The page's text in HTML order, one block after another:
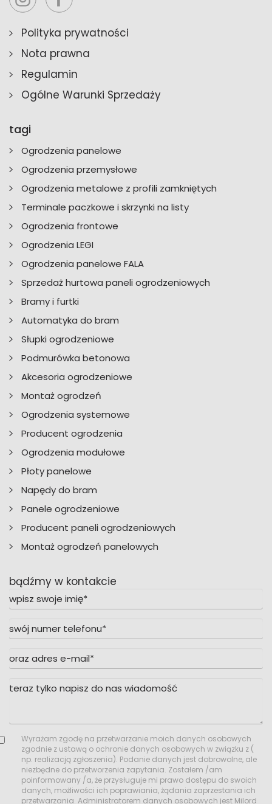
Polityka prywatności
Nota prawna
Regulamin
Ogólne Warunki Sprzedaży
tagi
Ogrodzenia panelowe
Ogrodzenia przemysłowe
Ogrodzenia metalowe z profili zamkniętych
Terminale paczkowe i skrzynki na listy
Ogrodzenia frontowe
Ogrodzenia LEGI
Ogrodzenia panelowe FALA
Sprzedaż hurtowa paneli ogrodzeniowych
Bramy i furtki
Automatyka do bram
Słupki ogrodzeniowe
Podmurówka betonowa
Akcesoria ogrodzeniowe
Montaż ogrodzeń
Ogrodzenia systemowe
Producent ogrodzenia
Ogrodzenia modułowe
Płoty panelowe
Napędy do bram
Panele ogrodzeniowe
Producent paneli ogrodzeniowych
Montaż ogrodzeń panelowych
bądźmy w kontakcie
Wyrażam zgodę na przetwarzanie moich danych osobowych
zgodnie z ustawą o ochronie danych osobowych w związku z (
np. realizacją zgłoszenia). Podanie danych jest dobrowolne, ale
niezbędne do przetworzenia zapytania. Zostałem /am
poinformowany /a, że przysługuje mi prawo dostępu do swoich
danych, możliwości ich poprawiania, żądania zaprzestania ich
przetwarzania. Administratorem danych osobowych jest Milord